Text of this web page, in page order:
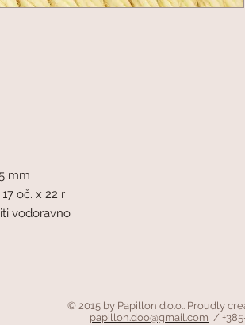
mm
oč. x 22 r
vodoravno
© 2015 by Papillon d.o.o.. Proudly
papillon.doo@gmail.com /